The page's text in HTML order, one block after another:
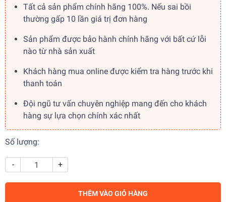
Tất cả sản phẩm chính hãng 100%. Nếu sai bồi
thường gấp 10 lần giá trị đơn hàng
Sản phẩm được bảo hành chính hãng với bất cứ lỗi
nào từ nhà sản xuất
Khách hàng mua online được kiểm tra hàng trước khi
thanh toán
Đội ngũ tư vấn chuyên nghiệp mang đến cho khách
hàng sự lựa chọn chính xác nhất
Số lượng:
- +
THÊM VÀO GIỎ HÀNG